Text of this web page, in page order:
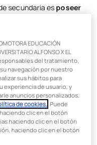
secundaria es poseer
disciplina
enseñar. Por
tu titulación
con las Matemáticas.
contar con el
ESO y Bachillerato,
Idiomas.
EDUCACIÓN
ALFONSO X EL
del tratamiento,
navegación por nuestro
sus hábitos para
experiencia de usuario, y
anuncios personalizados.
de cookies. . Puede
clic en el botón
haciendo clic en el botón
haciendo clic en el botón